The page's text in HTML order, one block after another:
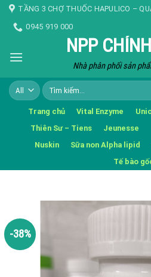
Skip TẦNG 3 CHỢ THUỐC HAPULICO –
0945 919 000
NPP
Nhà phân phối sản
Tìm
kiếm:
Trang chủ Vital Enzyme
Thiên Sư – Tiens
Jeunesse
Nuskin
Sữa non Alpha lipid
Tế bào
-38%